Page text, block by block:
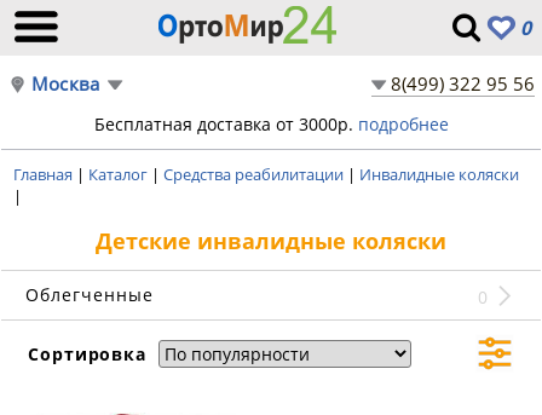
0
Москва 8(499) 322 95 56
Бесплатная доставка от 3000р. подробнее
Главная | Каталог | Средства реабилитации | Инвалидные коляски
|
Детские инвалидные коляски
Облегченные 0
Сортировка